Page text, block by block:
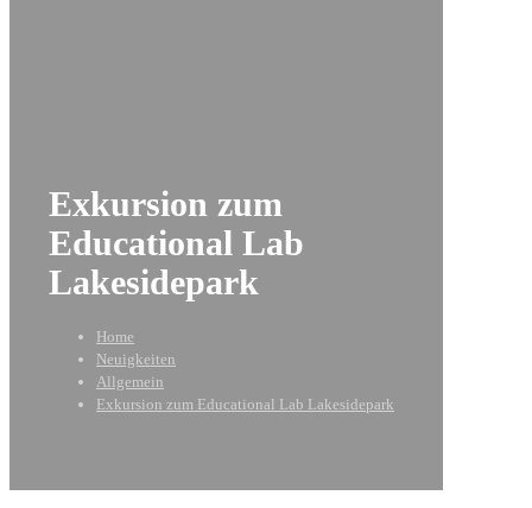
Exkursion zum
Educational Lab
Lakesidepark
Home
Neuigkeiten
Allgemein
Exkursion zum Educational Lab Lakesidepark